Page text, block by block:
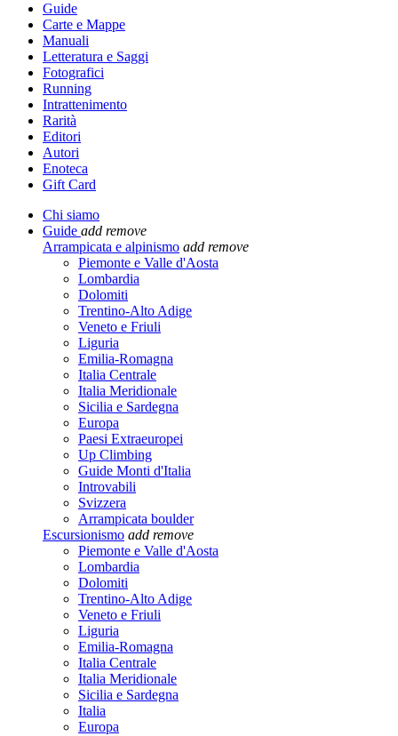
Guide
Carte e Mappe
Manuali
Letteratura e Saggi
Fotografici
Running
Intrattenimento
Rarità
Editori
Autori
Enoteca
Gift Card
Chi siamo
Guide add remove
Arrampicata e alpinismo add remove
Piemonte e Valle d'Aosta
Lombardia
Dolomiti
Trentino-Alto Adige
Veneto e Friuli
Liguria
Emilia-Romagna
Italia Centrale
Italia Meridionale
Sicilia e Sardegna
Europa
Paesi Extraeuropei
Up Climbing
Guide Monti d'Italia
Introvabili
Svizzera
Arrampicata boulder
Escursionismo add remove
Piemonte e Valle d'Aosta
Lombardia
Dolomiti
Trentino-Alto Adige
Veneto e Friuli
Liguria
Emilia-Romagna
Italia Centrale
Italia Meridionale
Sicilia e Sardegna
Italia
Europa